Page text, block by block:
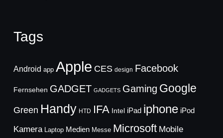
Tags
Android app Apple CES design Facebook
Fernsehen GADGET GADGETS Gaming Google
Green Handy HTD IFA Intel iPad iphone iPod
Kamera Laptop Medien Messe Microsoft Mobile